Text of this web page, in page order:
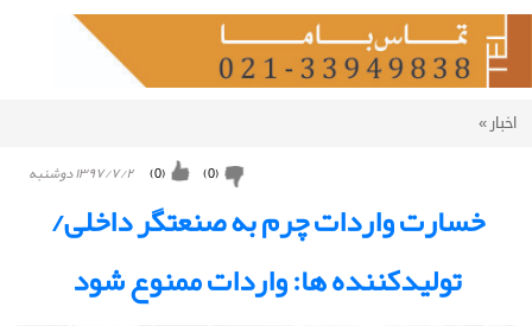
اخبار»
۱۳۹۷/۷/۲ دوشنبه (
0
) (
0
)
خسارت واردات چرم به صنعتگر داخلی/
تولیدکننده ها: واردات ممنوع شود